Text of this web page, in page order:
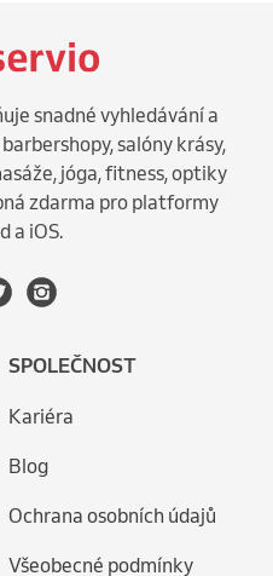
snadné vyhledávání a
salóny krásy,
jóga, fitness, optiky
zdarma pro platformy
a iOS.
SPOLEČNOST
Kariéra
Blog
Ochrana osobních údajů
Všeobecné podmínky